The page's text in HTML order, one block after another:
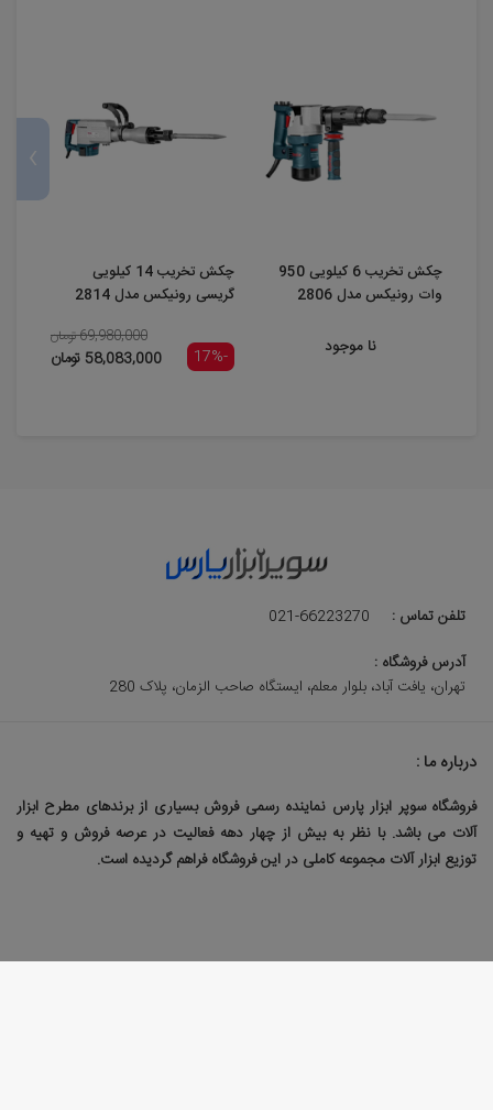
چکش تخریب 6 کیلویی 950
وات رونیکس مدل 2806
نا موجود
چکش تخریب 14 کیلویی
گریسی رونیکس مدل 2814
-17%
69,980,000 تومان
58,083,000 تومان
›
تلفن تماس :
021-66223270
آدرس فروشگاه :
تهران، یافت آباد، بلوار معلم، ایستگاه صاحب الزمان، پلاک 280
درباره ما :
فروشگاه سوپر ابزار پارس نماینده رسمی فروش بسیاری از برندهای مطرح ابزار
آلات می باشد. با نظر به بیش از چهار دهه فعالیت در عرصه فروش و تهیه و
توزیع ابزار آلات مجموعه کاملی در این فروشگاه فراهم گردیده است.